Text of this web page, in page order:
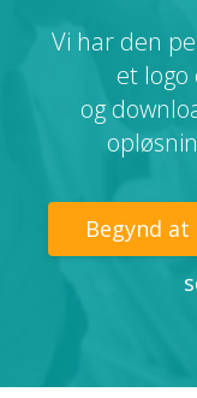
Om
Vi har den
et
og
Begynd